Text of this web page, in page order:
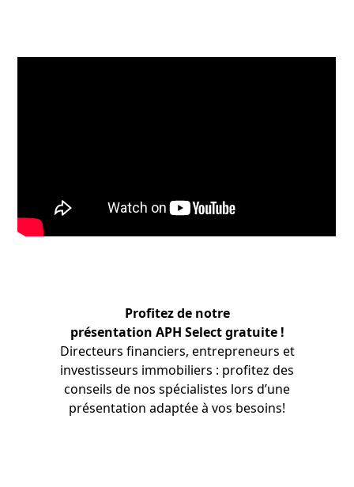
Profitez de notre
présentation APH Select gratuite !
Directeurs financiers, entrepreneurs et
investisseurs immobiliers : profitez des
conseils de nos spécialistes lors d’une
présentation adaptée à vos besoins!